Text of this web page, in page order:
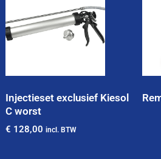
Injectieset exclusief Kiesol
C worst
€ 128,00 incl. BTW